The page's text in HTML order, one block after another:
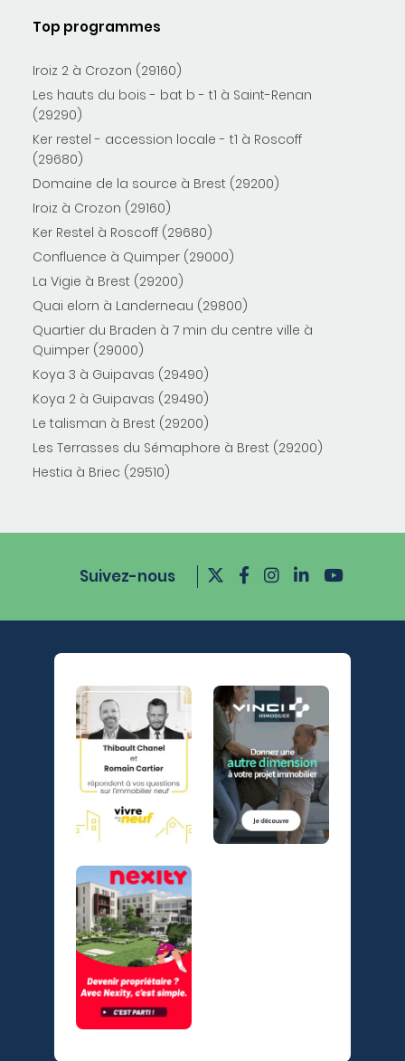
Top programmes
Iroiz 2 à Crozon (29160)
Les hauts du bois - bat b - t1 à Saint-Renan
(29290)
Ker restel - accession locale - t1 à Roscoff
(29680)
Domaine de la source à Brest (29200)
Iroiz à Crozon (29160)
Ker Restel à Roscoff (29680)
Confluence à Quimper (29000)
La Vigie à Brest (29200)
Quai elorn à Landerneau (29800)
Quartier du Braden à 7 min du centre ville à
Quimper (29000)
Koya 3 à Guipavas (29490)
Koya 2 à Guipavas (29490)
Le talisman à Brest (29200)
Les Terrasses du Sémaphore à Brest (29200)
Hestia à Briec (29510)
Suivez-nous